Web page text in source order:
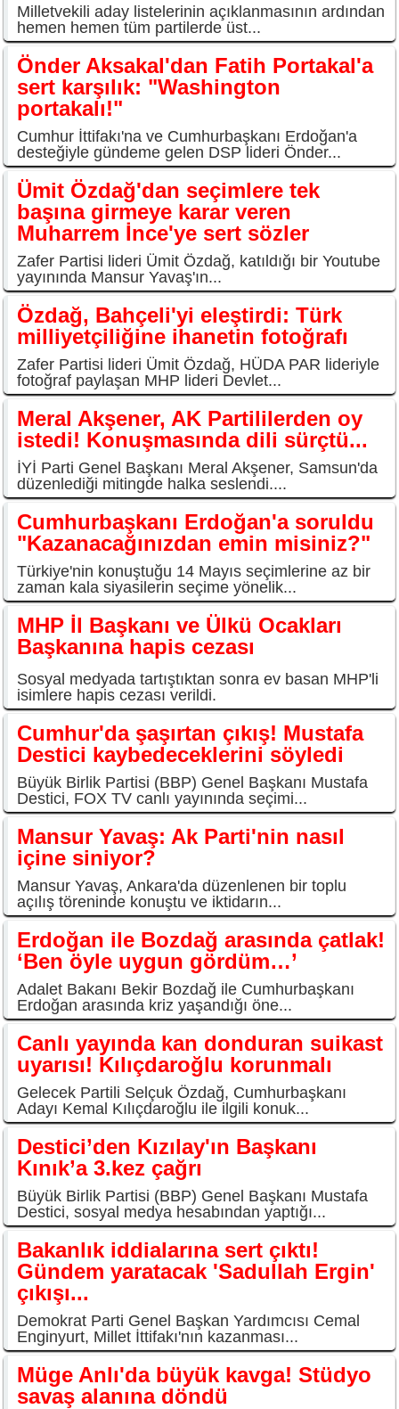
Milletvekili aday listelerinin açıklanmasının ardından
hemen hemen tüm partilerde üst...
Önder Aksakal'dan Fatih Portakal'a
sert karşılık: "Washington
portakalı!"
Cumhur İttifakı'na ve Cumhurbaşkanı Erdoğan'a
desteğiyle gündeme gelen DSP lideri Önder...
Ümit Özdağ'dan seçimlere tek
başına girmeye karar veren
Muharrem İnce'ye sert sözler
Zafer Partisi lideri Ümit Özdağ, katıldığı bir Youtube
yayınında Mansur Yavaş'ın...
Özdağ, Bahçeli'yi eleştirdi: Türk
milliyetçiliğine ihanetin fotoğrafı
Zafer Partisi lideri Ümit Özdağ, HÜDA PAR lideriyle
fotoğraf paylaşan MHP lideri Devlet...
Meral Akşener, AK Partililerden oy
istedi! Konuşmasında dili sürçtü...
İYİ Parti Genel Başkanı Meral Akşener, Samsun'da
düzenlediği mitingde halka seslendi....
Cumhurbaşkanı Erdoğan'a soruldu
"Kazanacağınızdan emin misiniz?"
Türkiye'nin konuştuğu 14 Mayıs seçimlerine az bir
zaman kala siyasilerin seçime yönelik...
MHP İl Başkanı ve Ülkü Ocakları
Başkanına hapis cezası
Sosyal medyada tartıştıktan sonra ev basan MHP'li
isimlere hapis cezası verildi.
Cumhur'da şaşırtan çıkış! Mustafa
Destici kaybedeceklerini söyledi
Büyük Birlik Partisi (BBP) Genel Başkanı Mustafa
Destici, FOX TV canlı yayınında seçimi...
Mansur Yavaş: Ak Parti'nin nasıl
içine siniyor?
Mansur Yavaş, Ankara'da düzenlenen bir toplu
açılış töreninde konuştu ve iktidarın...
Erdoğan ile Bozdağ arasında çatlak!
‘Ben öyle uygun gördüm…’
Adalet Bakanı Bekir Bozdağ ile Cumhurbaşkanı
Erdoğan arasında kriz yaşandığı öne...
Canlı yayında kan donduran suikast
uyarısı! Kılıçdaroğlu korunmalı
Gelecek Partili Selçuk Özdağ, Cumhurbaşkanı
Adayı Kemal Kılıçdaroğlu ile ilgili konuk...
Destici’den Kızılay'ın Başkanı
Kınık’a 3.kez çağrı
Büyük Birlik Partisi (BBP) Genel Başkanı Mustafa
Destici, sosyal medya hesabından yaptığı...
Bakanlık iddialarına sert çıktı!
Gündem yaratacak 'Sadullah Ergin'
çıkışı...
Demokrat Parti Genel Başkan Yardımcısı Cemal
Enginyurt, Millet İttifakı'nın kazanması...
Müge Anlı'da büyük kavga! Stüdyo
savaş alanına döndü